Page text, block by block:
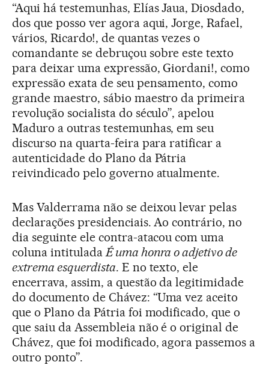
“Aqui há testemunhas, Elías Jaua, Diosdado,
dos que posso ver agora aqui, Jorge, Rafael,
vários, Ricardo!, de quantas vezes o
comandante se debruçou sobre este texto
para deixar uma expressão, Giordani!, como
expressão exata de seu pensamento, como
grande maestro, sábio maestro da primeira
revolução socialista do século”, apelou
Maduro a outras testemunhas, em seu
discurso na quarta-feira para ratificar a
autenticidade do Plano da Pátria
reivindicado pelo governo atualmente.
Mas Valderrama não se deixou levar pelas
declarações presidenciais. Ao contrário, no
dia seguinte ele contra-atacou com uma
coluna intituladaÉ uma honra o adjetivo de
extrema esquerdista. E no texto, ele
encerrava, assim, a questão da legitimidade
do documento de Chávez: “Uma vez aceito
que o Plano da Pátria foi modificado, que o
que saiu da Assembleia não é o original de
Chávez, que foi modificado, agora passemos a
outro ponto”.